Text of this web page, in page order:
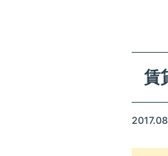
賃